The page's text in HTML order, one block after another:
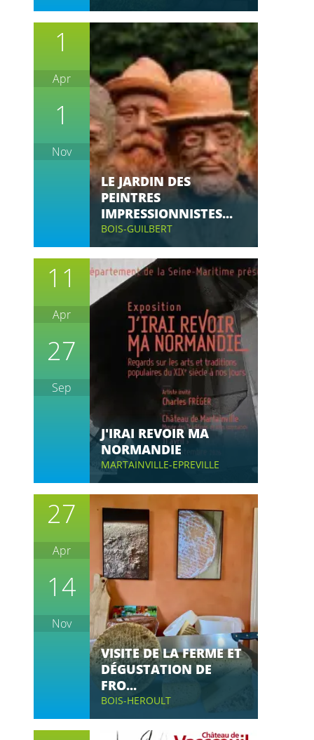
1
Apr
1
Nov
LE JARDIN DES
PEINTRES
IMPRESSIONNISTES...
BOIS-GUILBERT
11
Apr
27
Sep
J'IRAI REVOIR MA
NORMANDIE
MARTAINVILLE-EPREVILLE
27
Apr
14
Nov
VISITE DE LA FERME ET
DÉGUSTATION DE
FRO...
BOIS-HEROULT